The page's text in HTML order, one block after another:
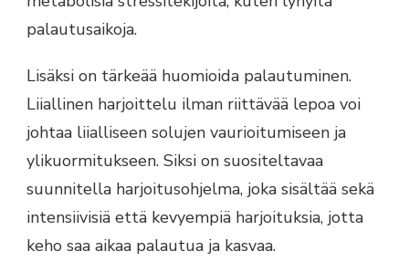
palautusaikoja.
Lisäksi on tärkeää huomioida palautuminen.
Liiallinen harjoittelu ilman riittävää lepoa voi
johtaa liialliseen solujen vaurioitumiseen ja
ylikuormitukseen. Siksi on suositeltavaa
suunnitella harjoitusohjelma, joka sisältää sekä
intensiivisiä että kevyempiä harjoituksia, jotta
keho saa aikaa palautua ja kasvaa.